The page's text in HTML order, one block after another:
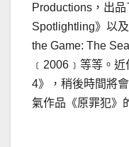
Productions，出
Spotlightling》以
the Game: The
﹝2006﹞等等。
4》，稍後時間將
氣作品《原罪犯》